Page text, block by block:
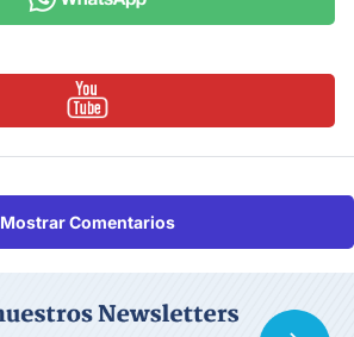
Mostrar Comentarios